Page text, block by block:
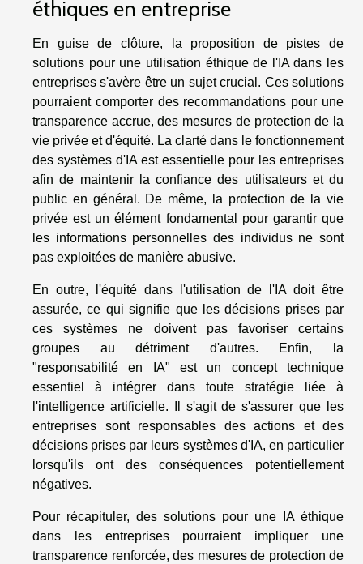
éthiques en entreprise
En guise de clôture, la proposition de pistes de
solutions pour une utilisation éthique de l'IA dans les
entreprises s'avère être un sujet crucial. Ces solutions
pourraient comporter des recommandations pour une
transparence accrue, des mesures de protection de la
vie privée et d'équité. La clarté dans le fonctionnement
des systèmes d'IA est essentielle pour les entreprises
afin de maintenir la confiance des utilisateurs et du
public en général. De même, la protection de la vie
privée est un élément fondamental pour garantir que
les informations personnelles des individus ne sont
pas exploitées de manière abusive.
En outre, l'équité dans l'utilisation de l'IA doit être
assurée, ce qui signifie que les décisions prises par
ces systèmes ne doivent pas favoriser certains
groupes au détriment d'autres. Enfin, la
"responsabilité en IA" est un concept technique
essentiel à intégrer dans toute stratégie liée à
l'intelligence artificielle. Il s'agit de s'assurer que les
entreprises sont responsables des actions et des
décisions prises par leurs systèmes d'IA, en particulier
lorsqu'ils ont des conséquences potentiellement
négatives.
Pour récapituler, des solutions pour une IA éthique
dans les entreprises pourraient impliquer une
transparence renforcée, des mesures de protection de